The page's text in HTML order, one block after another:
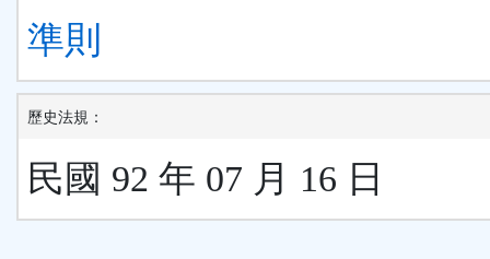
準則
歷史法規：
民國 92 年 07 月 16 日